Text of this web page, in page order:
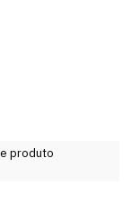
produto